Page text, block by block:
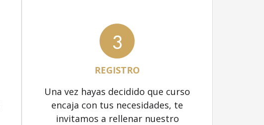
3
REGISTRO
Una vez hayas decidido que curso
encaja con tus necesidades, te
invitamos a rellenar nuestro